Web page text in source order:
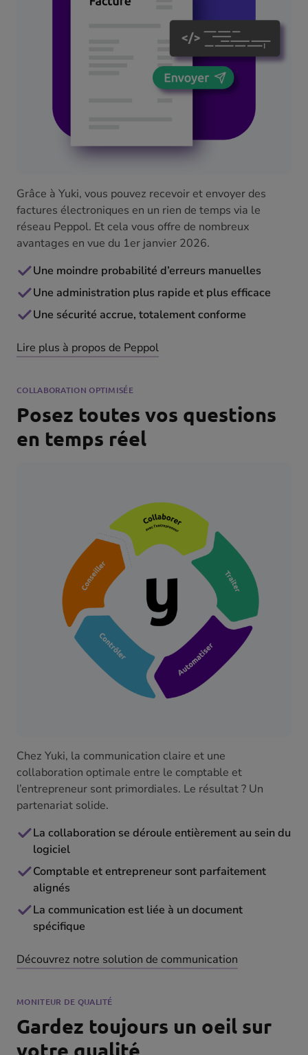
Grâce à Yuki, vous pouvez recevoir et envoyer des
factures électroniques en un rien de temps via le
réseau Peppol. Et cela vous offre de nombreux
avantages en vue du 1er janvier 2026.
Une moindre probabilité d’erreurs manuelles
Une administration plus rapide et plus efficace
Une sécurité accrue, totalement conforme
Lire plus à propos de Peppol
COLLABORATION OPTIMISÉE
Posez toutes vos questions
en temps réel
Chez Yuki, la communication claire et une
collaboration optimale entre le comptable et
l’entrepreneur sont primordiales. Le résultat ? Un
partenariat solide.
La collaboration se déroule entièrement au sein du
logiciel
Comptable et entrepreneur sont parfaitement
alignés
La communication est liée à un document
spécifique
Découvrez notre solution de communication
MONITEUR DE QUALITÉ
Gardez toujours un oeil sur